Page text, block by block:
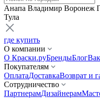
Анапа Владимир Воронеж
Тула
где купить
О компании
О Краски.руБрендыБлог
Покупателям
ОплатаДоставкаВозврат и
Сотрудничество
ПартнерамДизайнерам